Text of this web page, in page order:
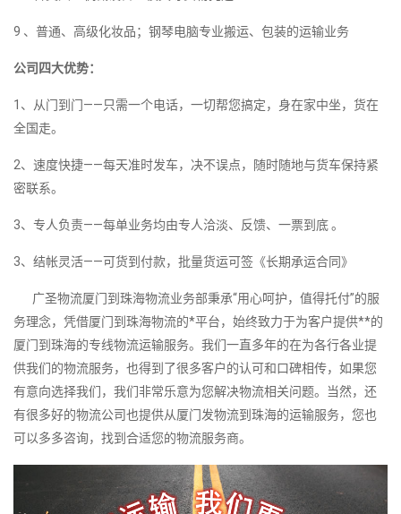
9 、普通、高级化妆品；钢琴电脑专业搬运、包装的运输业务
公司四大优势：
1、从门到门——只需一个电话，一切帮您搞定，身在家中坐，货在
全国走。
2、速度快捷——每天准时发车，决不误点，随时随地与货车保持紧
密联系。
3、专人负责——每单业务均由专人洽淡、反馈、一票到底 。
3、结帐灵活——可货到付款，批量货运可签《长期承运合同》
广圣物流厦门到珠海物流业务部秉承“用心呵护，值得托付”的服
务理念，凭借厦门到珠海物流的*平台，始终致力于为客户提供**的
厦门到珠海的专线物流运输服务。我们一直多年的在为各行各业提
供我们的物流服务，也得到了很多客户的认可和口碑相传，如果您
有意向选择我们，我们非常乐意为您解决物流相关问题。当然，还
有很多好的物流公司也提供从厦门发物流到珠海的运输服务，您也
可以多多咨询，找到合适您的物流服务商。